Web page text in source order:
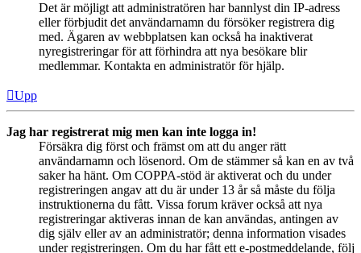
Det är möjligt att administratören har bannlyst din IP-adress
eller förbjudit det användarnamn du försöker registrera dig
med. Ägaren av webbplatsen kan också ha inaktiverat
nyregistreringar för att förhindra att nya besökare blir
medlemmar. Kontakta en administratör för hjälp.
Upp
Jag har registrerat mig men kan inte logga in!
Försäkra dig först och främst om att du anger rätt
användarnamn och lösenord. Om de stämmer så kan en av två
saker ha hänt. Om COPPA-stöd är aktiverat och du under
registreringen angav att du är under 13 år så måste du följa
instruktionerna du fått. Vissa forum kräver också att nya
registreringar aktiveras innan de kan användas, antingen av
dig själv eller av an administratör; denna information visades
under registreringen. Om du har fått ett e-postmeddelande, följ